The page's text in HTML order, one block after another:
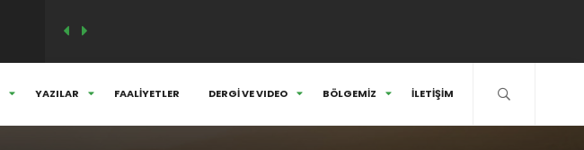
YAZILAR FAALİYETLER DERGİ VE VIDEO BÖLGEMİZ İLETİŞİM